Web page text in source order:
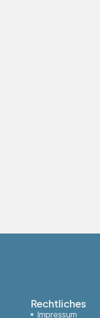
Rechtliches
Impressum